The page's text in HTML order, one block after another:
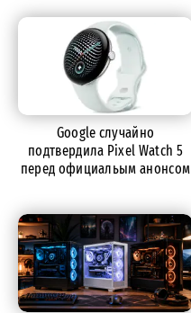
Google случайно
подтвердила Pixel Watch 5
перед официальым анонсом